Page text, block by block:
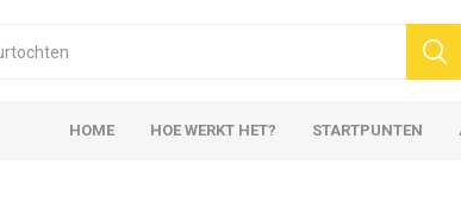
HOME HOE WERKT HET? STARTPUNTEN